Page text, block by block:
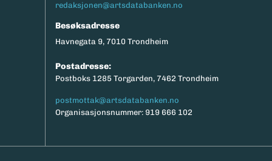
redaksjonen@artsdatabanken.no
Besøksadresse
Havnegata 9, 7010 Trondheim
Postadresse:
Postboks 1285 Torgarden, 7462 Trondheim
postmottak@artsdatabanken.no
Organisasjonsnummer: 919 666 102